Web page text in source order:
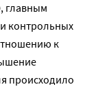
главным
контрольных
к
происходило